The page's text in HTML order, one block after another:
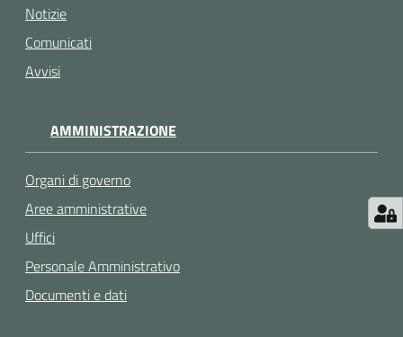
Notizie
Comunicati
Avvisi
AMMINISTRAZIONE
Organi di governo
Aree amministrative
Uffici
Personale Amministrativo
Documenti e dati